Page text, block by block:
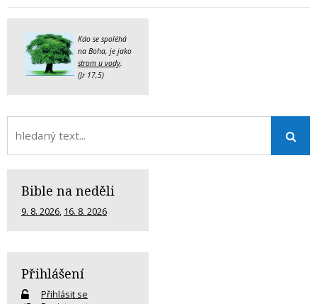
Kdo se spoléhá
na Boha, je jako
strom u vody
(Jr 17,5)
Bible na neděli
9. 8. 2026 16. 8. 2026
Přihlášení
Přihlásit se